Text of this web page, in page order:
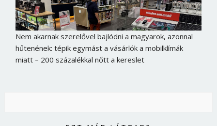
Nem akarnak szerelővel bajlódni a magyarok, azonnal
hűtenének: tépik egymást a vásárlók a mobilklímák
miatt – 200 százalékkal nőtt a kereslet